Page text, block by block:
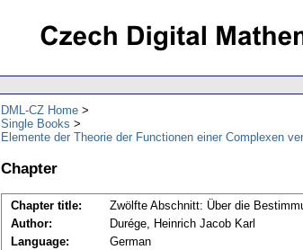
DML-CZ Home
Single Books
Elemente der Theorie der Functionen einer Complexen
Chapter
Chapter title:
Zwölfte Abschnitt: Über die
Author:
Durége, Heinrich Jacob Karl
Language:
German